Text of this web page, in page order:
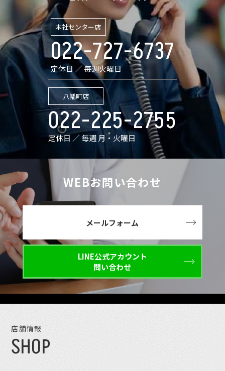
本社センター店
022-727-6737
定休日 ／ 毎週火曜日
八幡町店
022-225-2755
定休日 ／ 毎週 月・火曜日
WEBお問い合わせ
メールフォーム
LINE公式アカウント
問い合わせ
店舗情報
SHOP